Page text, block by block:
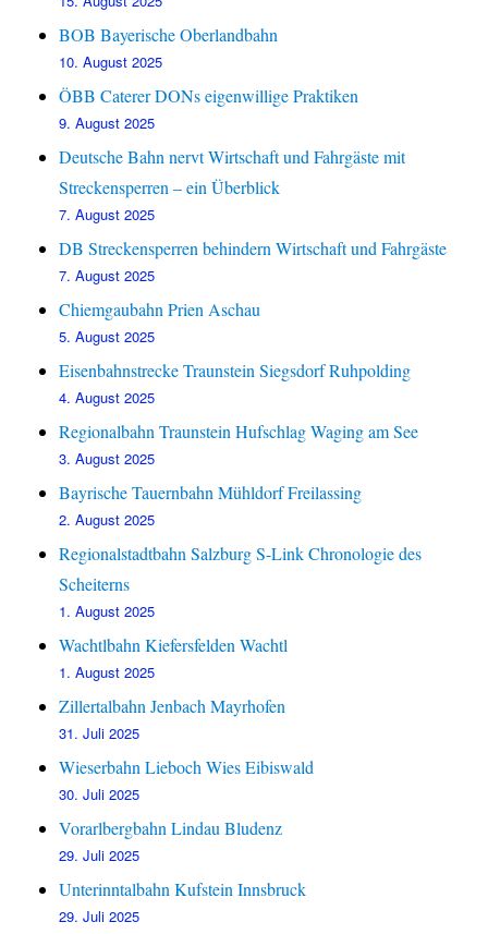
BOB Bayerische Oberlandbahn
10. August 2025
ÖBB Caterer DONs eigenwillige Praktiken
9. August 2025
Deutsche Bahn nervt Wirtschaft und Fahrgäste mit
Streckensperren – ein Überblick
7. August 2025
DB Streckensperren behindern Wirtschaft und Fahrgäste
7. August 2025
Chiemgaubahn Prien Aschau
5. August 2025
Eisenbahnstrecke Traunstein Siegsdorf Ruhpolding
4. August 2025
Regionalbahn Traunstein Hufschlag Waging am See
3. August 2025
Bayrische Tauernbahn Mühldorf Freilassing
2. August 2025
Regionalstadtbahn Salzburg S-Link Chronologie des
Scheiterns
1. August 2025
Wachtlbahn Kiefersfelden Wachtl
1. August 2025
Zillertalbahn Jenbach Mayrhofen
31. Juli 2025
Wieserbahn Lieboch Wies Eibiswald
30. Juli 2025
Vorarlbergbahn Lindau Bludenz
29. Juli 2025
Unterinntalbahn Kufstein Innsbruck
29. Juli 2025